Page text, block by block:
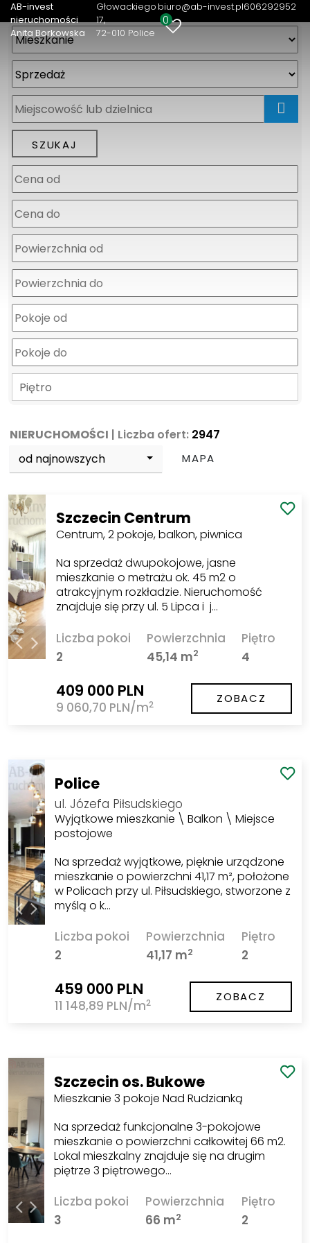
AB-invest
nieruchomości
Anita Borkowska
Głowackiego
17
72-010 Police
biuro@ab-invest.pl606292952
0
Piętro
NIERUCHOMOŚCI | Liczba ofert: 2947
od najnowszych
MAPA
Szczecin Centrum
Centrum, 2 pokoje, balkon, piwnica
Na sprzedaż dwupokojowe, jasne
mieszkanie o metrażu ok. 45 m2 o
atrakcyjnym rozkładzie. Nieruchomość
znajduje się przy ul. 5 Lipca i j…
Liczba pokoi
2
Powierzchnia
45,14 m2
Piętro
4
409 000 PLN
9 060,70 PLN/m2 ZOBACZ
Police
ul. Józefa Piłsudskiego
Wyjątkowe mieszkanie \ Balkon \ Miejsce
postojowe
Na sprzedaż wyjątkowe, pięknie urządzone
mieszkanie o powierzchni 41,17 m², położone
w Policach przy ul. Piłsudskiego, stworzone z
myślą o k…
Liczba pokoi
2
Powierzchnia
41,17 m2
Piętro
2
459 000 PLN
11 148,89 PLN/m2 ZOBACZ
Szczecin os. Bukowe
Mieszkanie 3 pokoje Nad Rudzianką
Na sprzedaż funkcjonalne 3-pokojowe
mieszkanie o powierzchni całkowitej 66 m2.
Lokal mieszkalny znajduje się na drugim
piętrze 3 piętrowego…
Liczba pokoi
3
Powierzchnia
66 m2
Piętro
2